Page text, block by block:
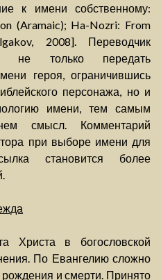
к имени собственному:
(Aramaic); Ha-Nozri: From
2008]. Переводчик
не только передать
героя, ограничившись
персонажа, но и
имени, тем самым
смысл. Комментарий
при выборе имени для
становится более
Христа в богословской
По Евангелию сложно
и смерти. Принято